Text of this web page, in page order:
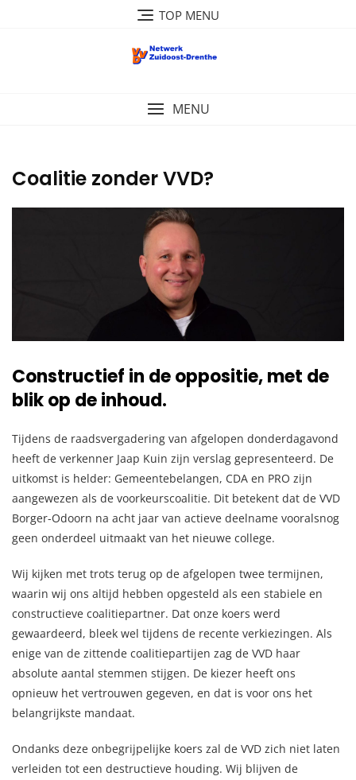
TOP MENU
MENU
Coalitie zonder VVD?
Constructief in de oppositie, met de
blik op de inhoud.
Tijdens de raadsvergadering van afgelopen donderdagavond
heeft de verkenner Jaap Kuin zijn verslag gepresenteerd. De
uitkomst is helder: Gemeentebelangen, CDA en PRO zijn
aangewezen als de voorkeurscoalitie. Dit betekent dat de VVD
Borger-Odoorn na acht jaar van actieve deelname vooralsnog
geen onderdeel uitmaakt van het nieuwe college.
Wij kijken met trots terug op de afgelopen twee termijnen,
waarin wij ons altijd hebben opgesteld als een stabiele en
constructieve coalitiepartner. Dat onze koers werd
gewaardeerd, bleek wel tijdens de recente verkiezingen. Als
enige van de zittende coalitiepartijen zag de VVD haar
absolute aantal stemmen stijgen. De kiezer heeft ons
opnieuw het vertrouwen gegeven, en dat is voor ons het
belangrijkste mandaat.
Ondanks deze onbegrijpelijke koers zal de VVD zich niet laten
verleiden tot een destructieve houding. Wij blijven de